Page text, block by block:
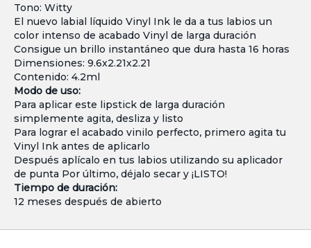
Tono: Witty
El nuevo labial líquido Vinyl Ink le da a tus labios un
color intenso de acabado Vinyl de larga duración
Consigue un brillo instantáneo que dura hasta 16 horas
Dimensiones: 9.6x2.21x2.21
Contenido: 4.2ml
Modo de uso:
Para aplicar este lipstick de larga duración
simplemente agita, desliza y listo
Para lograr el acabado vinilo perfecto, primero agita tu
Vinyl Ink antes de aplicarlo
Después aplícalo en tus labios utilizando su aplicador
de punta Por último, déjalo secar y ¡LISTO!
Tiempo de duración:
12 meses después de abierto